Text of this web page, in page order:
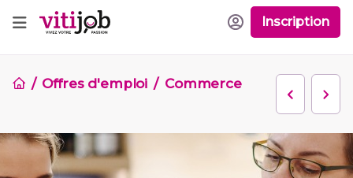
Inscription
Offres d'emploi Commerce